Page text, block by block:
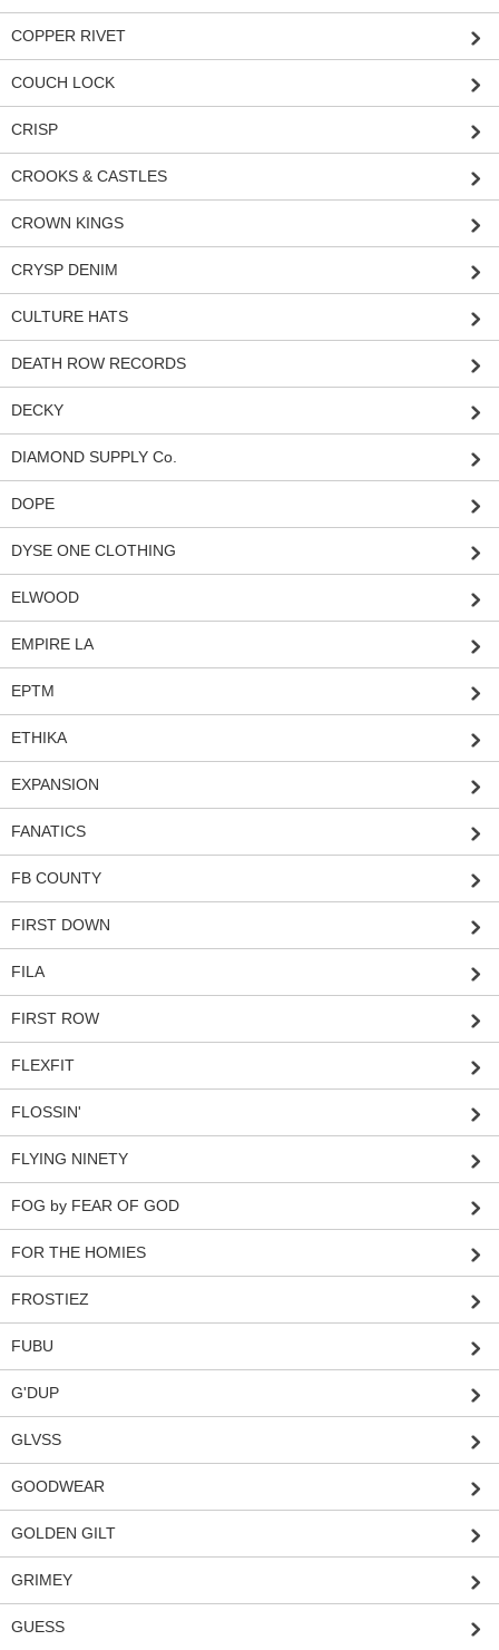
COPPER RIVET
COUCH LOCK
CRISP
CROOKS & CASTLES
CROWN KINGS
CRYSP DENIM
CULTURE HATS
DEATH ROW RECORDS
DECKY
DIAMOND SUPPLY Co.
DOPE
DYSE ONE CLOTHING
ELWOOD
EMPIRE LA
EPTM
ETHIKA
EXPANSION
FANATICS
FB COUNTY
FIRST DOWN
FILA
FIRST ROW
FLEXFIT
FLOSSIN'
FLYING NINETY
FOG by FEAR OF GOD
FOR THE HOMIES
FROSTIEZ
FUBU
G'DUP
GLVSS
GOODWEAR
GOLDEN GILT
GRIMEY
GUESS